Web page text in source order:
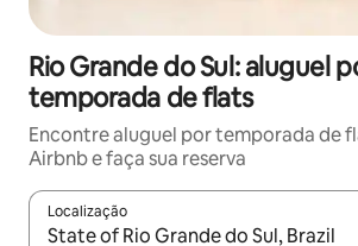
Rio Grande do Sul: aluguel
temporada de flats
Encontre aluguel por temporada de
Airbnb e faça sua reserva
Localização
Quando os resultados estiverem